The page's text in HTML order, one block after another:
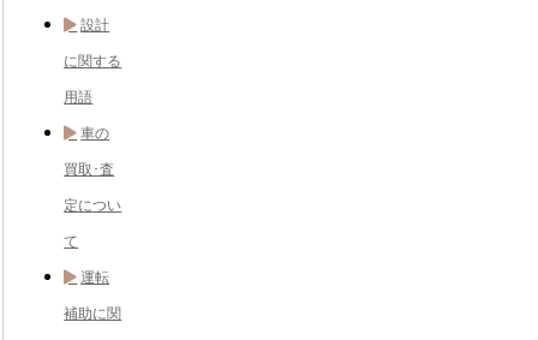
設計
に関する
用語
車の
買取･査
定につい
て
運転
補助に関